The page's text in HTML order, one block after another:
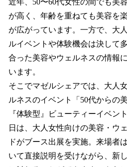
近年、50〜60代女性の間でも美
が高く、年齢を重ねても美容を
が広がっています。一方で、大
ルイベントや体験機会は決して
合った美容やウェルネスの情報
います。
そこでマゼルシェアでは、大人
ルネスのイベント「50代からの
『体験型』ビューティーイベン
日は、大人女性向けの美容・ウ
ドがブース出展を実施。来場者
いて直接説明を受けながら、新